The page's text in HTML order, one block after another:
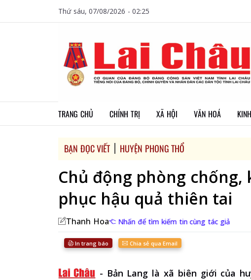
Thứ sáu, 07/08/2026 - 02:25
TRANG CHỦ CHÍNH TRỊ XÃ HỘI VĂN HOÁ
BẠN ĐỌC VIẾT HUYỆN PHONG THỔ
Chủ động phòng
phục hậu quả thiên tai
Thanh Hoa Nhấn để tìm kiếm tin cùng tác giả
In trang báo Chia sẻ qua Email
- Bản Lang là xã biên giới của